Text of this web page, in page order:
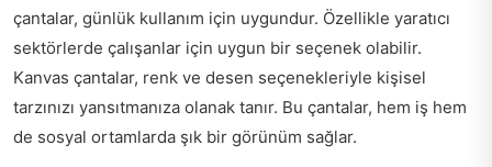
çantalar, günlük kullanım için uygundur. Özellikle yaratıcı
sektörlerde çalışanlar için uygun bir seçenek olabilir.
Kanvas çantalar, renk ve desen seçenekleriyle kişisel
tarzınızı yansıtmanıza olanak tanır. Bu çantalar, hem iş hem
de sosyal ortamlarda şık bir görünüm sağlar.